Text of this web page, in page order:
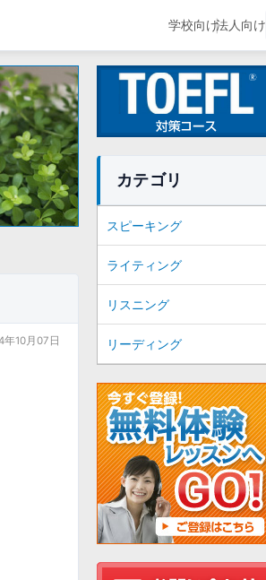
学校向け|法人向け
年10月07日
カテゴリ
スピーキング
ライティング
リスニング
リーディング